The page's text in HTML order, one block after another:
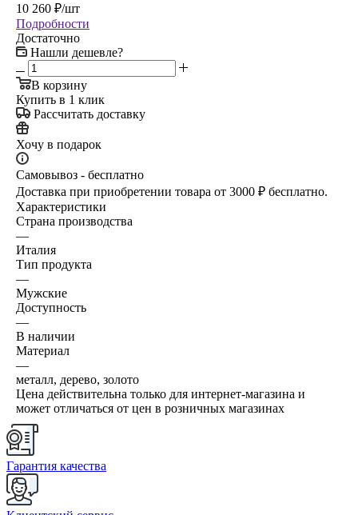
10 260 ₽/шт
Подробности
Достаточно
Нашли дешевле?
В корзину
Купить в 1 клик
Рассчитать доставку
Хочу в подарок
Самовывоз - бесплатно
Доставка при приобретении товара от 3000 ₽ бесплатно.
Характеристики
Страна производства
—
Италия
Тип продукта
—
Мужские
Доступность
—
В наличии
Материал
—
металл, дерево, золото
Цена действительна только для интернет-магазина и
может отличаться от цен в розничных магазинах
Гарантия качества